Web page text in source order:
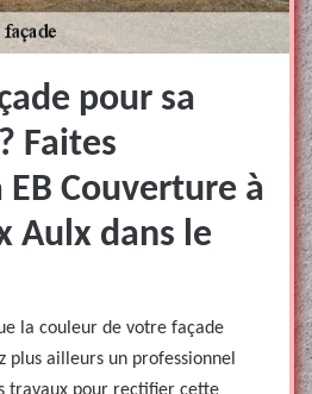
pour sa
Faites
Couverture à
Aulx dans le
la couleur de votre façade
plus ailleurs un professionnel